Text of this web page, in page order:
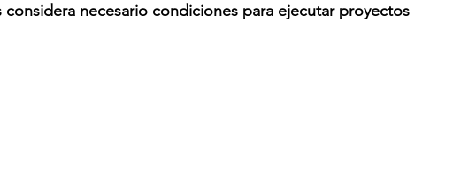
necesario condiciones para ejecutar proyectos